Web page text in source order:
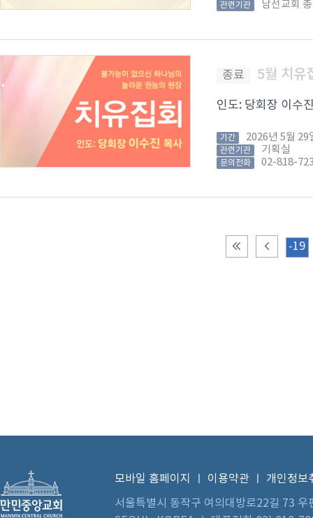
관련기관 남선교회
종료 5월 치유
인도: 당회장 이수
기간 2026년 5월 29
관련기관 기획실
문의전화 02-818-
-19
모바일 홈페이지 이용약관
개인정보
서울특별시 동작구 여의대방로22길 73